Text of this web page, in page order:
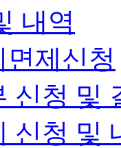
내역
제신청
신청 및
신청 및